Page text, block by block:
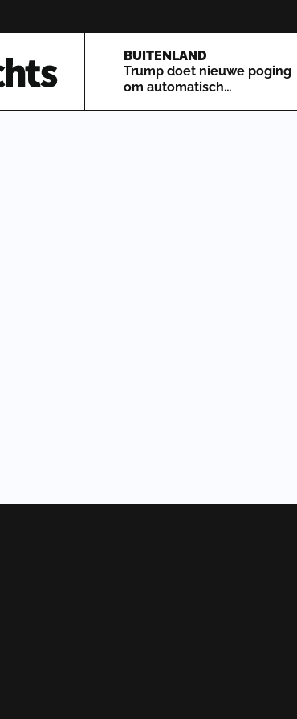
BUITENLAND
Trump doet nieuwe poging
om automatisch